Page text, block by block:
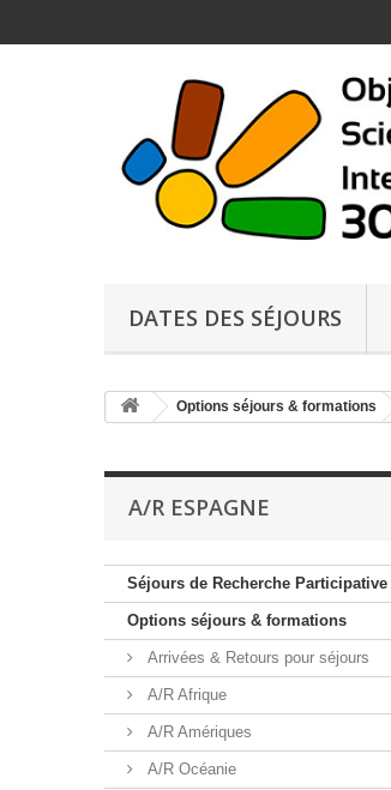
DATES DES SÉJOURS
Options séjours & formations
A/R ESPAGNE
Séjours de Recherche Participative
Options séjours & formations
Arrivées & Retours pour séjours
A/R Afrique
A/R Amériques
A/R Océanie